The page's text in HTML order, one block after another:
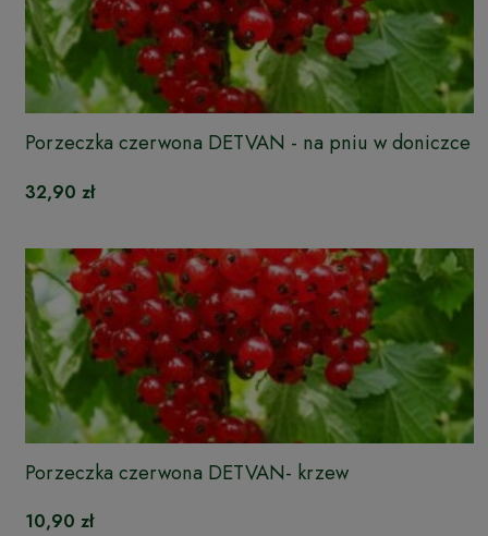
Porzeczka czerwona DETVAN - na pniu w doniczce
32,90 zł
Porzeczka czerwona DETVAN- krzew
10,90 zł